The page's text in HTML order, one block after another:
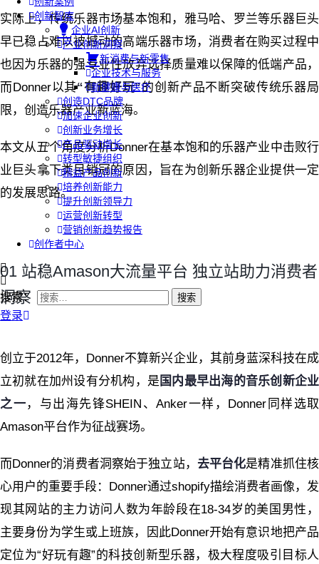
创新智库
企业AI创新
产业创新洞察
新消费与新零售
企业技术与服务
新健康与医疗
创造DTC品牌
加速企业创新
创新业务增长
产品驱动增长
转型敏捷组织
精益产品创新
培养创新能力
提升创新领导力
运营创新转型
营销创新趋势报告
创作者中心
搜索：
登录
实际上，传统乐器市场基本饱和，雅马哈、罗兰等乐器巨头
早已稳占难以被撼动的高端乐器市场，消费者在购买过程中
也因为乐器的强专业性放弃选择质量难以保障的低端产品，
而Donner以其“有趣好玩”的创新产品不断突破传统乐器局
限，创造乐器产业新蓝海。
本文从五个角度分析Donner在基本饱和的乐器产业中击败行
业巨头拿下类目销冠的原因，旨在为创新乐器企业提供一定
的发展思路。
01 站稳Amason大流量平台 独立站助力消费者
洞察
创立于2012年，Donner不算新兴企业，其前身蓝深科技在成
立初就在加州设有分机构，是 国内最早出海的音乐创新企业
之一 ，与出海先锋SHEIN、Anker一样，Donner同样选取
Amason平台作为征战赛场。
而Donner的消费者洞察始于独立站， 去平台化是精准抓住核
心用户的重要手段：Donner通过shopify描绘消费者画像，发
现其网站的主力访问人数为年龄段在18-34岁的美国男性，
主要身份为学生或上班族，因此Donner开始有意识地把产品
定位为“好玩有趣”的科技创新型乐器，极大程度吸引目标人